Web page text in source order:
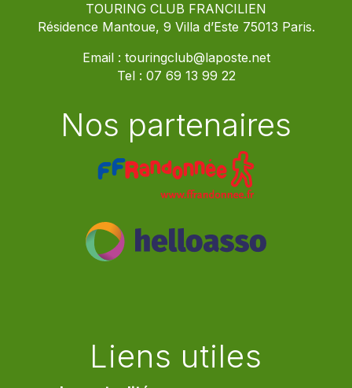
TOURING CLUB FRANCILIEN
Résidence Mantoue, 9 Villa d’Este 75013 Paris.
Email : touringclub@laposte.net
Tel : 07 69 13 99 22
Nos partenaires
Liens utiles